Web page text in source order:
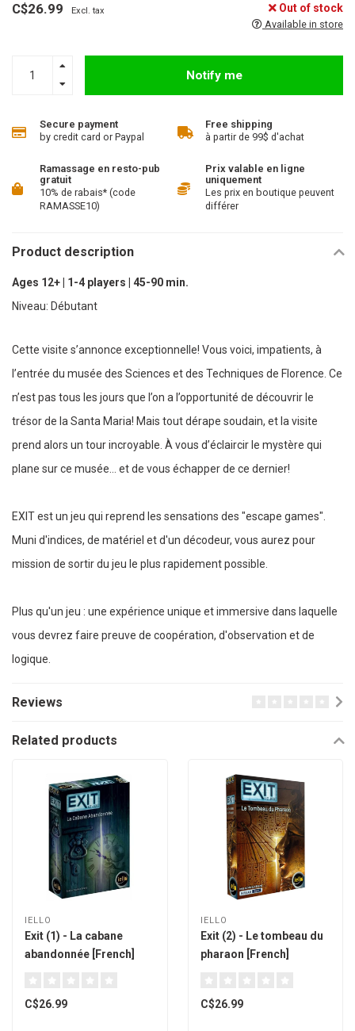
C$26.99 Excl. tax Out of stock
Available in store
Notify me
Secure payment
by credit card or Paypal
Free shipping
à partir de 99$ d'achat
Ramassage en resto-pub
gratuit
10% de rabais* (code
RAMASSE10)
Prix valable en ligne
uniquement
Les prix en boutique peuvent
différer
Product description
Ages 12+ | 1-4 players | 45-90 min.
Niveau: Débutant
Cette visite s’annonce exceptionnelle! Vous voici, impatients, à
l’entrée du musée des Sciences et des Techniques de Florence. Ce
n’est pas tous les jours que l’on a l’opportunité de découvrir le
trésor de la Santa Maria! Mais tout dérape soudain, et la visite
prend alors un tour incroyable. À vous d’éclaircir le mystère qui
plane sur ce musée… et de vous échapper de ce dernier!
EXIT est un jeu qui reprend les sensations des "escape games".
Muni d'indices, de matériel et d'un décodeur, vous aurez pour
mission de sortir du jeu le plus rapidement possible.
Plus qu'un jeu : une expérience unique et immersive dans laquelle
vous devrez faire preuve de coopération, d'observation et de
logique.
Reviews
Related products
IELLO
Exit (1) - La cabane
abandonnée [French]
C$26.99
IELLO
Exit (2) - Le tombeau du
pharaon [French]
C$26.99